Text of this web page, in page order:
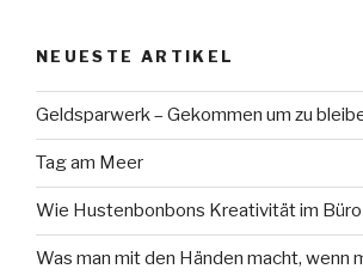
NEUESTE ARTIKEL
Geldsparwerk – Gekommen um zu
Tag am Meer
Wie Hustenbonbons Kreativität im
Was man mit den Händen macht, wenn